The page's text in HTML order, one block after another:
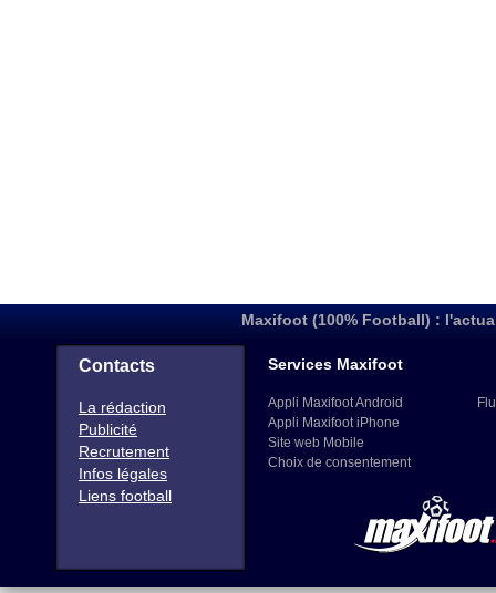
Maxifoot (100% Football) :
Contacts
La rédaction
Publicité
Recrutement
Infos légales
Liens football
Services Maxifoot
Appli Maxifoot Android
Appli Maxifoot iPhone
Site web Mobile
Choix de consentement